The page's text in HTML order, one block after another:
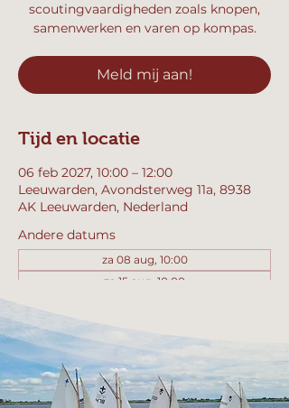
scoutingvaardigheden zoals knopen,
samenwerken en varen op kompas.
Meld mij aan!
Tijd en locatie
06 feb 2027, 10:00 – 12:00
Leeuwarden, Avondsterweg 11a, 8938
AK Leeuwarden, Nederland
Andere datums
za 08 aug, 10:00
za 15 aug, 10:00
Bekijk alle 358 datums
Meld mij aan!